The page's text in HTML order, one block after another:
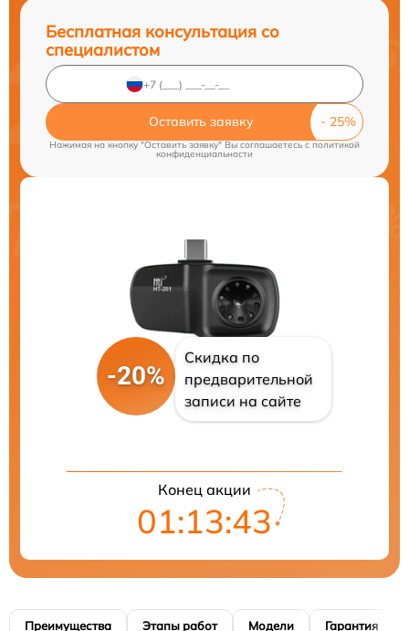
Бесплатная консультация со
специалистом
Оставить заявку
Нажимая на кнопку "Оставить заявку" Вы соглашаетесь cполитикой
конфиденциальности
-20%
Скидка по
предварительной
записи на сайте
Конец акции
01:13:42
Преимущества Этапы работ Модели Гарантия